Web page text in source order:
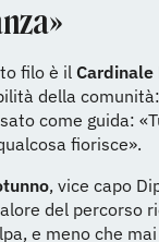
filo è il Cardinale
della
come guida:
fiorisce».
, vice capo
del percorso
e meno che mai